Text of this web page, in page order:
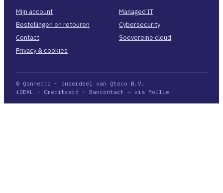
Mijn account
Bestellingen en retouren
Contact
Privacy & cookies
Managed IT
Cybersecurity
Soevereine cloud
© Qonnecto · onderdeel van Qteco B.V.
iDEAL · Creditcard · Bancontact — via Mollie